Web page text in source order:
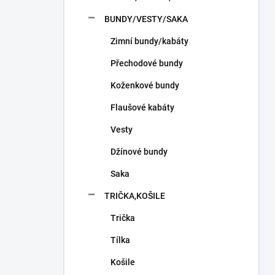
BUNDY/VESTY/SAKA
Zimní bundy/kabáty
Přechodové bundy
Koženkové bundy
Flaušové kabáty
Vesty
Džínové bundy
Saka
TRIČKA,KOŠILE
Trička
Tílka
Košile